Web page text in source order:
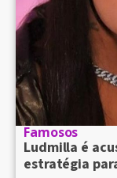
Famosos
Ludmilla é
estratégia